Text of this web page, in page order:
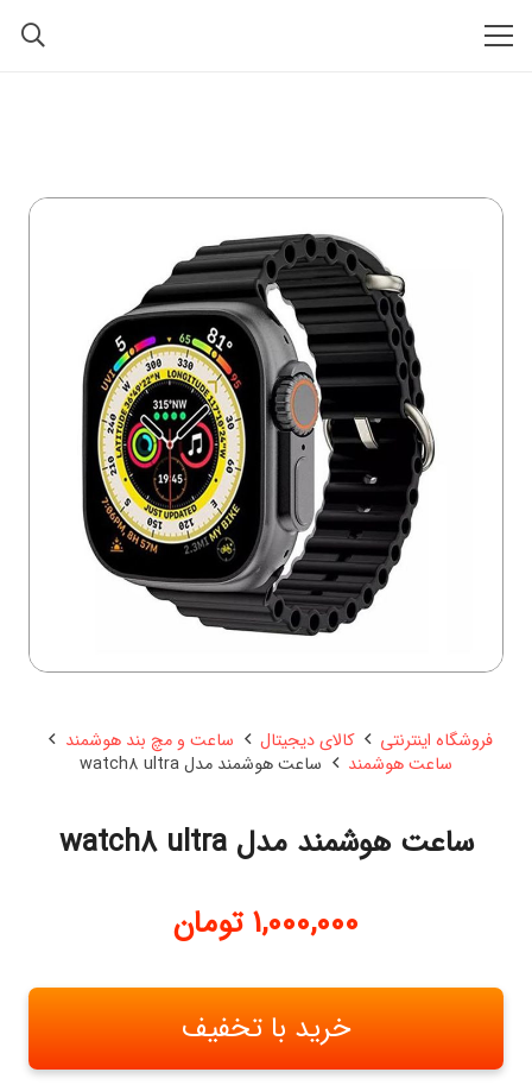
فروشگاه اینترنتی کالای دیجیتال
ساعت و مچ بند هوشمند
ساعت هوشمند
ساعت هوشمند مدل watch8 ultra
ساعت هوشمند مدل watch8 ultra
1,000,000 تومان
خرید با تخفیف